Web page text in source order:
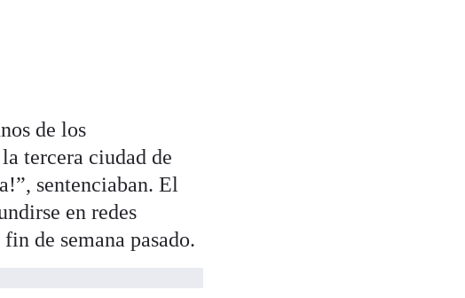
de los
tercera ciudad de
sentenciaban. El
en redes
de semana pasado.